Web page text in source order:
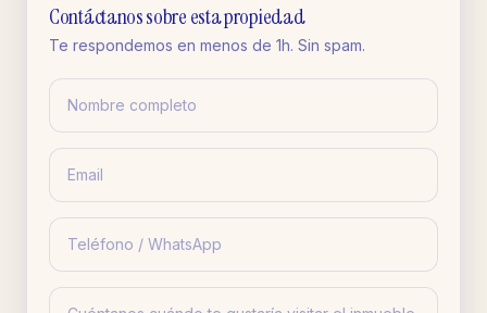
Contáctanos sobre esta propiedad
Te respondemos en menos de 1h. Sin spam.